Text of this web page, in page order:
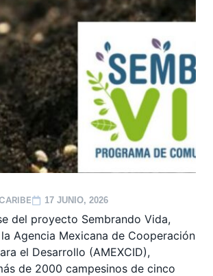
17 JUNIO, 2026
del proyecto Sembrando Vida,
Agencia Mexicana de Cooperación
el Desarrollo (AMEXCID),
de 2000 campesinos de cinco